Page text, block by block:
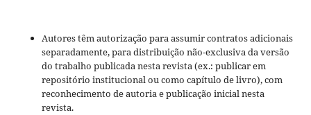
Autores têm autorização para assumir contratos adicionais
separadamente, para distribuição não-exclusiva da versão
do trabalho publicada nesta revista (ex.: publicar em
repositório institucional ou como capítulo de livro), com
reconhecimento de autoria e publicação inicial nesta
revista.